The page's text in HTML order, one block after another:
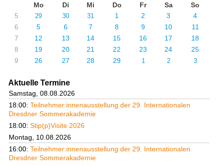
Mo
Di Mi Do Fr Sa So
5 29 30 31 1 2 3 4
6 5 6 7 8 9 10 11
7 12 13 14 15 16 17 18
8 19 20 21 22 23 24 25
9 26 27 28 29 1 2 3
Aktuelle Termine
Samstag, 08.08.2026
18:00: Teilnehmer:innenausstellung der 29. Internationalen
Dresdner Sommerakademie
18:00: Stip(p)Visite 2026
Montag, 10.08.2026
16:00: Teilnehmer:innenausstellung der 29. Internationalen
Dresdner Sommerakademie